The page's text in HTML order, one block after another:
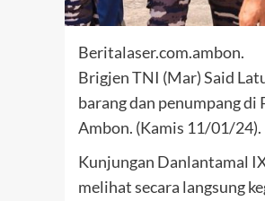
Beritalaser.com.ambon.
Brigjen TNI (Mar) Said
barang dan penumpang di
Ambon. (Kamis 11/01/24).
Kunjungan Danlantamal
melihat secara langsung